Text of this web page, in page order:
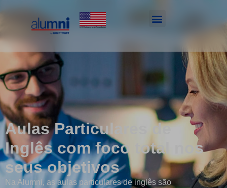
Aulas Particulares de
Inglês com foco total nos
seus objetivos
Na Alumni, as aulas particulares de inglês são